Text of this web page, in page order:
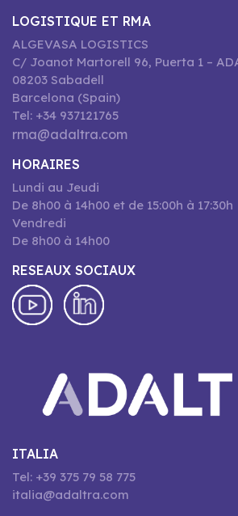
LOGISTIQUE ET RMA
ALGEVASA LOGISTICS
C/ Joanot Martorell 96, Puerta 1 –
08203 Sabadell
Barcelona (Spain)
Tel: +34 937121765
rma@adaltra.com
HORAIRES
Lundi au Jeudi
De 8h00 à 14h00 et de 15:00h à 17:30h
Vendredi
De 8h00 à 14h00
RESEAUX SOCIAUX
ITALIA
Tel: +39 375 79 58 775
italia@adaltra.com